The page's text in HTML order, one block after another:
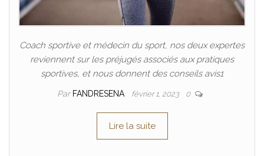
Coach sportive et médecin du sport, nos deux expertes
reviennent sur les préjugés associés aux pratiques
sportives, et nous donnent des conseils avis1
Par FANDRESENA février 1, 2023 0
Lire la suite